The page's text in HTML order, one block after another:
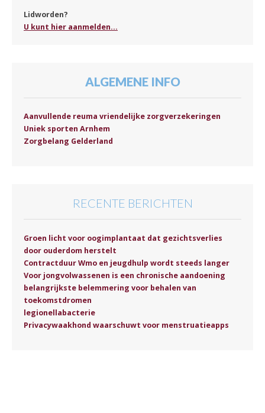
Lidworden?
U kunt hier aanmelden...
ALGEMENE INFO
Aanvullende reuma vriendelijke zorgverzekeringen
Uniek sporten Arnhem
Zorgbelang Gelderland
RECENTE BERICHTEN
Groen licht voor oogimplantaat dat gezichtsverlies
door ouderdom herstelt
Contractduur Wmo en jeugdhulp wordt steeds langer
Voor jongvolwassenen is een chronische aandoening
belangrijkste belemmering voor behalen van
toekomstdromen
legionellabacterie
Privacywaakhond waarschuwt voor menstruatieapps